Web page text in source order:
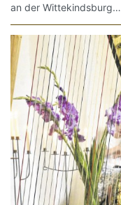
an der Wittekindsburg…